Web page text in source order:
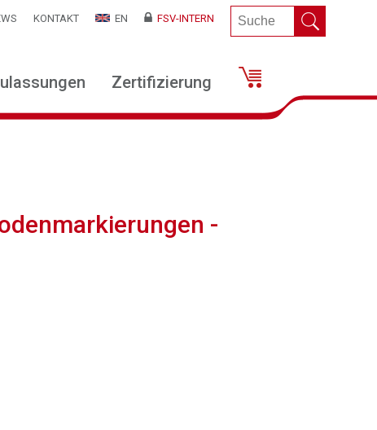
KONTAKT EN FSV-INTERN
Zertifizierung
-